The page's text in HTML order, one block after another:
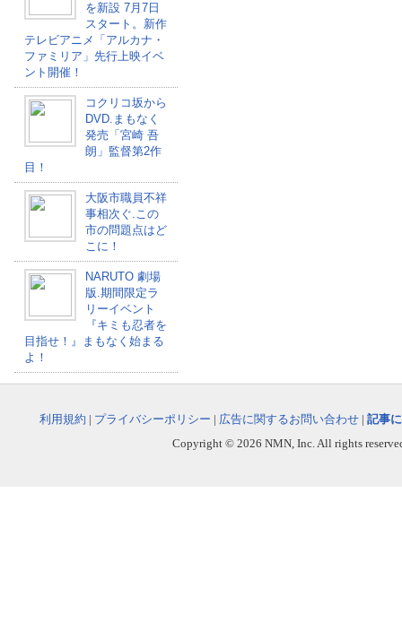
を新設 7月7日
スタート。新作
テレビアニメ「アルカナ・
ファミリア」先行上映イベ
ント開催！
コクリコ坂から
DVD.まもなく
発売「宮崎 吾
朗」監督第2作
目！
大阪市職員不祥
事相次ぐ.この
市の問題点はど
こに！
NARUTO 劇場
版.期間限定ラ
リーイベント
『キミも忍者を
目指せ！』まもなく始まる
よ！
利用規約 | プライバシーポリシー | 広告に関するお問い合わせ | 記事
Copyright © 2026 NMN, Inc. All rights